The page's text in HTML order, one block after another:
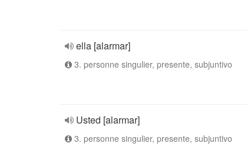
ella [alarmar]
3. personne singulier, presente, subjuntivo
Usted [alarmar]
3. personne singulier, presente, subjuntivo